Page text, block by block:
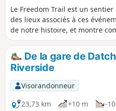
Le Freedom Trail est un
des lieux associés à ces
de notre histoire, et montre
monde tel qu'on le connaît
vraiment historien ni
projets auxquels j'ai participé,
expérience intéressante. Le
De la gare de
Riverside
Visorandonneur
23,73 km
+10 m -